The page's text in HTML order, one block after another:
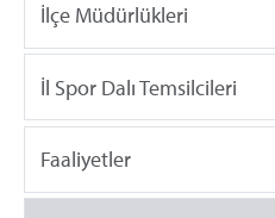
İlçe Müdürlükleri
İl Spor Dalı Temsilcileri
Faaliyetler